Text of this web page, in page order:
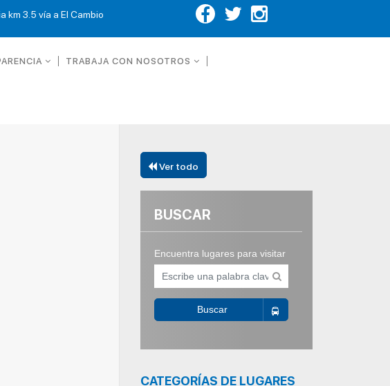
km 3.5 vía a El Cambio
TRABAJA CON NOSOTROS
Ver todo
BUSCAR
Encuentra lugares para visitar
Buscar
CATEGORÍAS DE LUGARES